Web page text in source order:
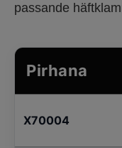
passande
Pirhana
X70004